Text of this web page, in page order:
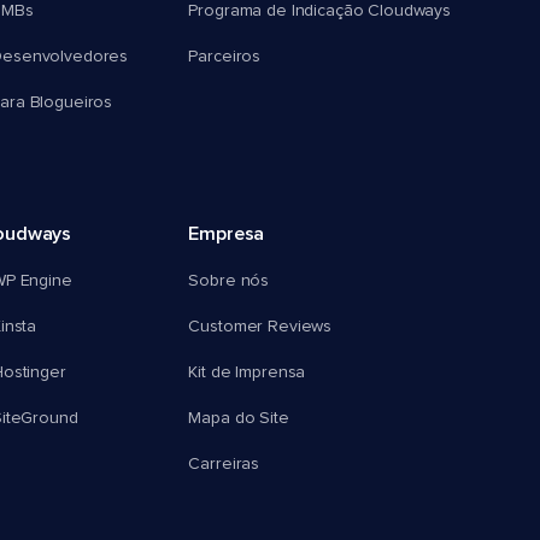
Blogueiros
Programa de Indicação Cloudways
Parceiros
Engine
Empresa
Sobre nós
Customer Reviews
Kit de Imprensa
Mapa do Site
Carreiras